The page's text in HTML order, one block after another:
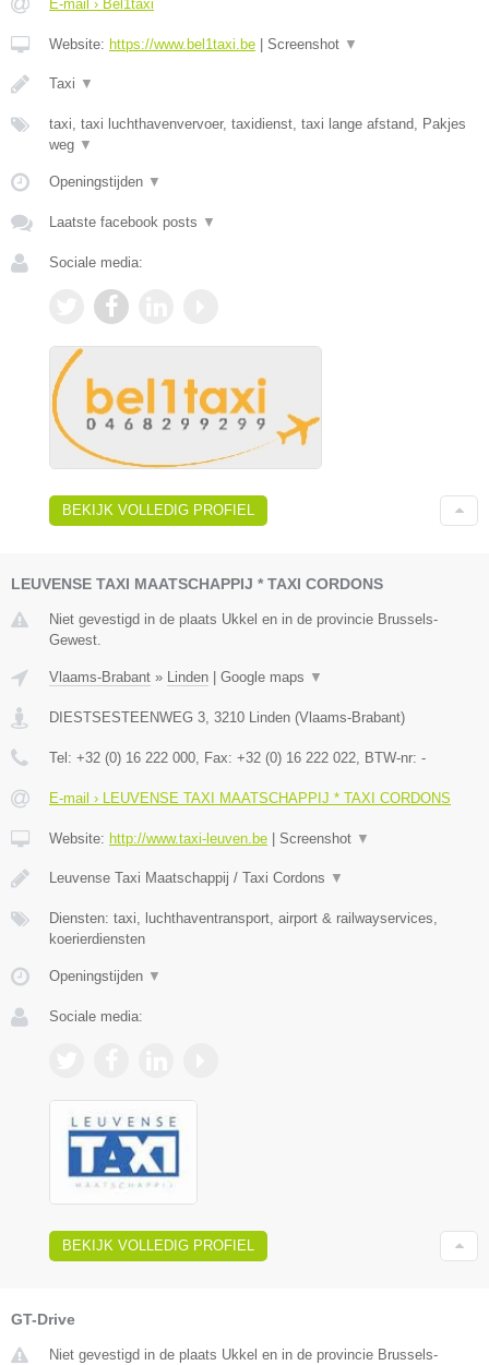
E-mail › Bel1taxi
Website: https://www.bel1taxi.be Screenshot ▼
Taxi ▼
taxi, taxi luchthavenvervoer, taxidienst, taxi lange afstand, Pakjes
weg ▼
Openingstijden ▼
Laatste facebook posts ▼
Sociale media:
BEKIJK VOLLEDIG PROFIEL
LEUVENSE TAXI MAATSCHAPPIJ * TAXI CORDONS
Niet gevestigd in de plaats Ukkel en in de provincie Brussels-
Gewest.
Vlaams-Brabant » Linden Google maps ▼
DIESTSESTEENWEG 3, 3210 Linden (Vlaams-Brabant)
Tel: +32 (0) 16 222 000, Fax: +32 (0) 16 222 022, BTW-nr: -
E-mail › LEUVENSE TAXI MAATSCHAPPIJ * TAXI CORDONS
Website: http://www.taxi-leuven.be Screenshot ▼
Leuvense Taxi Maatschappij / Taxi Cordons ▼
Diensten: taxi, luchthaventransport, airport & railwayservices,
koerierdiensten
Openingstijden ▼
Sociale media:
BEKIJK VOLLEDIG PROFIEL
GT-Drive
Niet gevestigd in de plaats Ukkel en in de provincie Brussels-